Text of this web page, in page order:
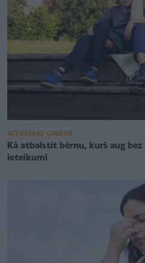
ATTIECĪBAS ĢIMENĒ
Kā atbalstīt bērnu, kurš aug
ieteikumi